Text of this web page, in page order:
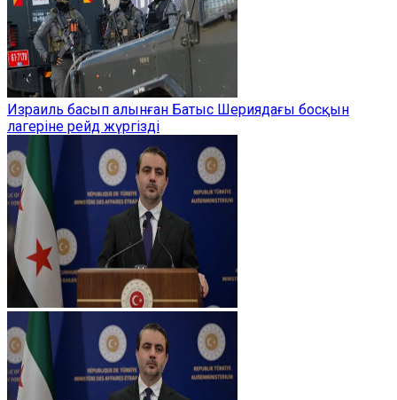
Израиль басып алынған Батыс Шериядағы босқын
лагеріне рейд жүргізді